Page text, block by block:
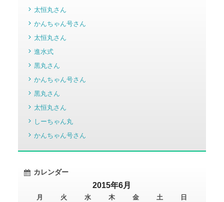
太恒丸さん
かんちゃん号さん
太恒丸さん
進水式
黒丸さん
かんちゃん号さん
黒丸さん
太恒丸さん
しーちゃん丸
かんちゃん号さん
カレンダー
2015年6月
月 火 水 木 金 土 日